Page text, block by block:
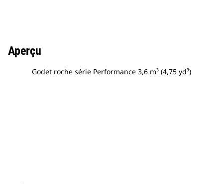
Aperçu
Godet roche série Performance 3,6 m³ (4,75 yd³)